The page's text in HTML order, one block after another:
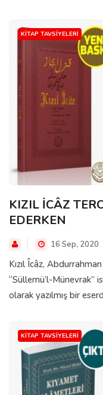
KITAP TAVSIYELERI
KIZIL İCÂZ
EDERKEN
16 Sep, 2020
Kızıl Îcâz,
“Süllemü’l-Münevrak”
olarak yazılmış bir
KITAP TAVSIYELERI